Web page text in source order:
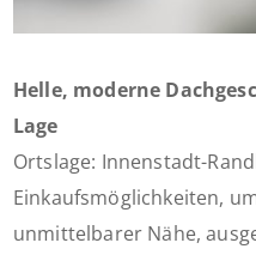
Helle, moderne
Lage
Ortslage: Innenstadt-
Einkaufsmöglichkeiten,
unmittelbarer Nähe,